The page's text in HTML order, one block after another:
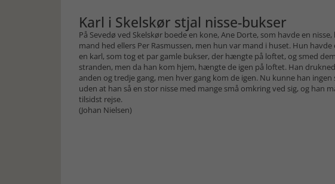
Karl i Skelskør stjal nisse-bukser
På Sevedø ved Skelskør boede en kone, Ane Dorte, som havde en nisse,
mand hed ellers Per Rasmussen, men hun var mand i huset. Hun havde
en karl, som tog et par gamle bukser, der hængte på loftet, og smed
stranden, men da han kom hjem, hængte de igen på loftet. Han
anden og tredje gang, men hver gang kom de igen. Nu kunne han ingen
uden at han så en stor nisse med mange små omkring ved sig, og han
tilsidst rejse.
(Johan Nielsen)